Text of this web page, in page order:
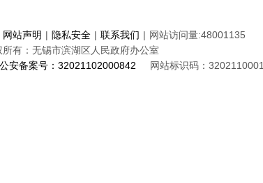
网站声明 | 隐私安全 | 联系我们 | 网站访问量:48001135
所有：无锡市滨湖区人民政府办公室
公安备案号：32021102000842 网站标识码：3202110001